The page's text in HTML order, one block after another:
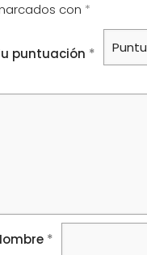
con *
puntuación *
*